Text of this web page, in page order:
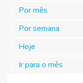
Por mês
Por semana
Hoje
Ir para o mês